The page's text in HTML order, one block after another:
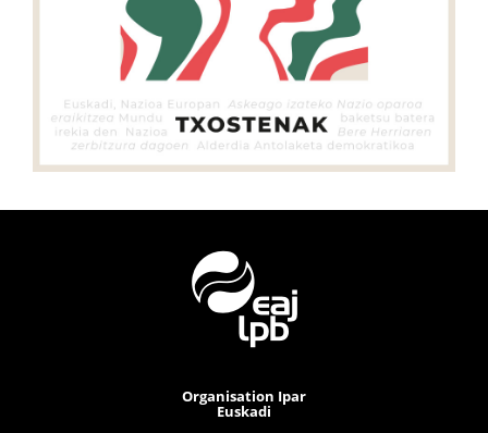
Organisation Ipar
Euskadi